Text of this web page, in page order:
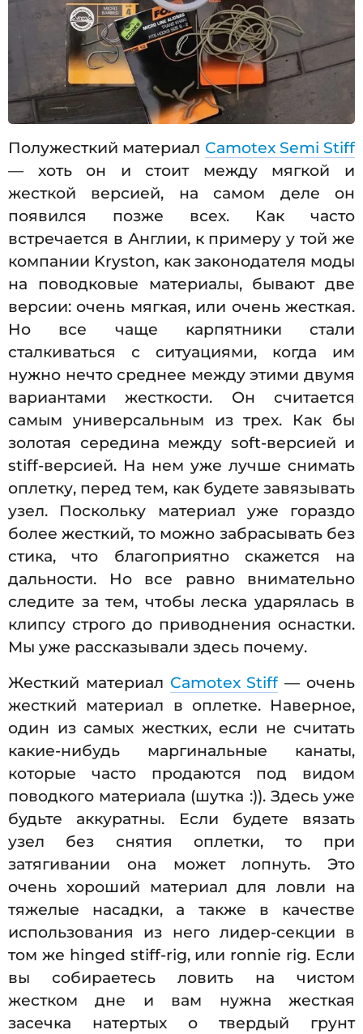
Полужесткий материал Camotex Semi Stiff
— хоть он и стоит между мягкой и
жесткой версией, на самом деле он
появился позже всех. Как часто
встречается в Англии, к примеру у той же
компании Kryston, как законодателя моды
на поводковые материалы, бывают две
версии: очень мягкая, или очень жесткая.
Но все чаще карпятники стали
сталкиваться с ситуациями, когда им
нужно нечто среднее между этими двумя
вариантами жесткости. Он считается
самым универсальным из трех. Как бы
золотая середина между soft-версией и
stiff-версией. На нем уже лучше снимать
оплетку, перед тем, как будете завязывать
узел. Поскольку материал уже гораздо
более жесткий, то можно забрасывать без
стика, что благоприятно скажется на
дальности. Но все равно внимательно
следите за тем, чтобы леска ударялась в
клипсу строго до приводнения оснастки.
Мы уже рассказывали здесь почему.
Жесткий материал Camotex Stiff— очень
жесткий материал в оплетке. Наверное,
один из самых жестких, если не считать
какие-нибудь маргинальные канаты,
которые часто продаются под видом
поводкого материала (шутка :)). Здесь уже
будьте аккуратны. Если будете вязать
узел без снятия оплетки, то при
затягивании она может лопнуть. Это
очень хороший материал для ловли на
тяжелые насадки, а также в качестве
использования из него лидер-секции в
том же hinged stiff-rig, или ronnie rig. Если
вы собираетесь ловить на чистом
жестком дне и вам нужна жесткая
засечка натертых о твердый грунт